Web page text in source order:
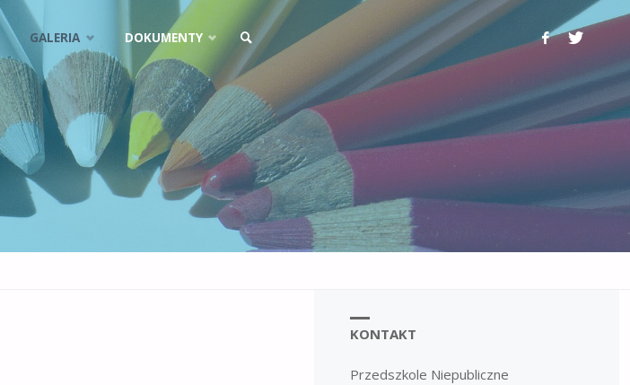
GALERIA DOKUMENTY
KONTAKT
Przedszkole Niepubliczne